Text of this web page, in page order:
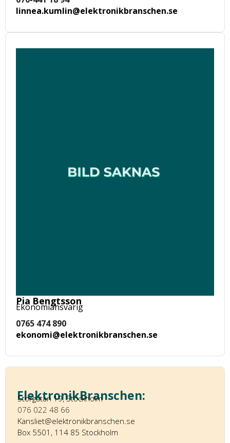
linnea.kumlin@elektronikbranschen.se
Pia Bengtsson
Ekonomiansvarig
0765 474 890
ekonomi@elektronikbranschen.se
ElektronikBranschen:
Storgatan 19, Stockholm
076 022 48 66
Kansliet@elektronikbranschen.se
Box 5501, 114 85 Stockholm